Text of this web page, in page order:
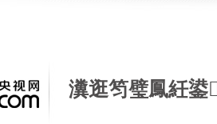
瀵逛笉璧鳳紝鍙